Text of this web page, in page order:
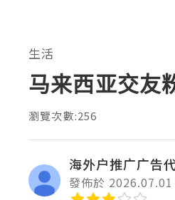
生活
马来西亚交友
瀏覽次數:256
海外户推广广告
發佈於 2026.07.01